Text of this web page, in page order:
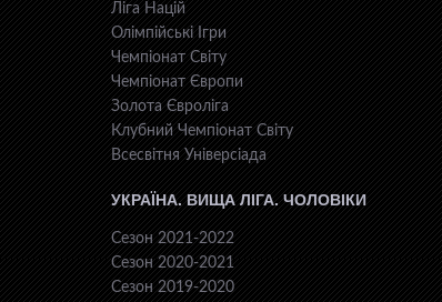
Ліга Націй
Олімпійські Ігри
Чемпіонат Світу
Чемпіонат Європи
Золота Євроліга
Клубний Чемпіонат Світу
Всесвiтня Унiверсiaда
УКРАЇНА. ВИЩА ЛІГА. ЧОЛОВІКИ
Сезон 2021-2022
Сезон 2020-2021
Сезон 2019-2020